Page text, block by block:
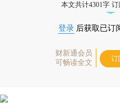
本文共计4301字
登录 后获取已订
财新通会员
可畅读全文
订